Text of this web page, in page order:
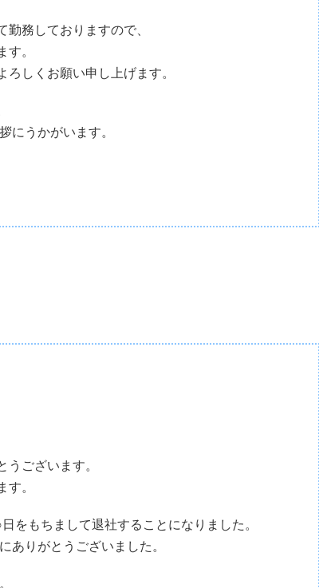
務しておりますので、
す。
しくお願い申し上げます。
にうかがいます。
ございます。
。
をもちまして退社することになりました。
ありがとうございました。